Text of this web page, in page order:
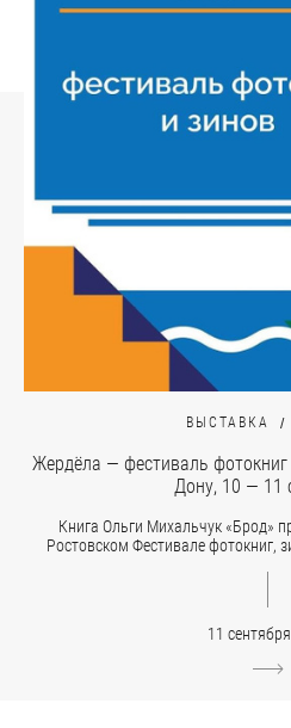
ВЫСТАВКА
Жердёла — фестиваль
Дону, 10 — 11
Книга Ольги Михальчук «Брод»
Ростовском Фестивале фотокниг,
11